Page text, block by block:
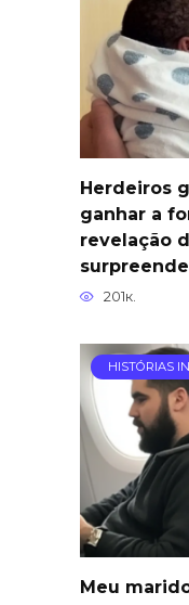
Herdeiros
ganhar a
revelação
201к.
HISTÓRIAS
Meu